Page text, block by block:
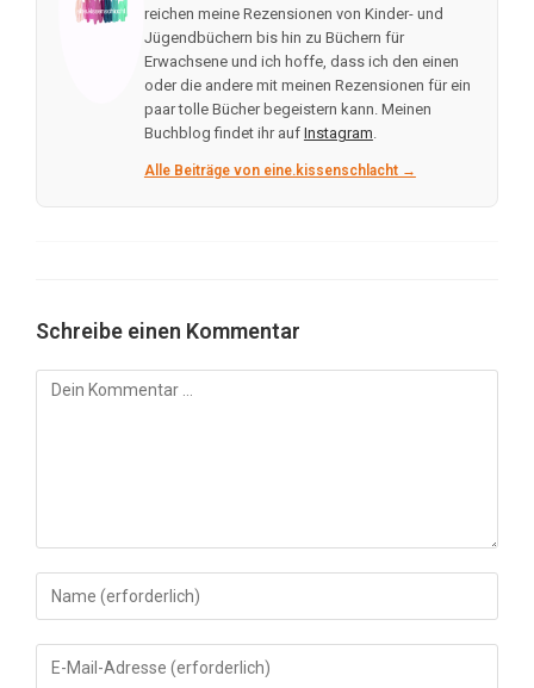
reichen meine Rezensionen von Kinder- und
Jügendbüchern bis hin zu Büchern für
Erwachsene und ich hoffe, dass ich den einen
oder die andere mit meinen Rezensionen für ein
paar tolle Bücher begeistern kann. Meinen
Buchblog findet ihr auf Instagram.
Alle Beiträge von eine.kissenschlacht →
Schreibe einen Kommentar
Kommentar
Gib
deinen
Namen
oder
Gib